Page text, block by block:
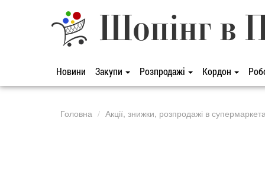
Шопінг в
Новини Закупи Розпродажі Кордон
Головна Акції, знижки, розпродажі в